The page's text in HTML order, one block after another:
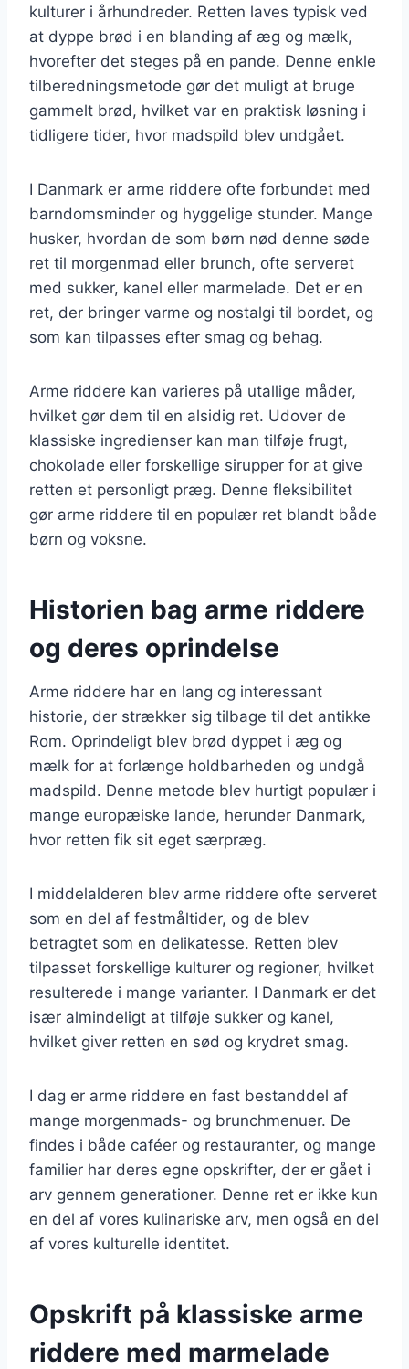
kulturer i århundreder. Retten laves typisk ved
at dyppe brød i en blanding af æg og mælk,
hvorefter det steges på en pande. Denne enkle
tilberedningsmetode gør det muligt at bruge
gammelt brød, hvilket var en praktisk løsning i
tidligere tider, hvor madspild blev undgået.
I Danmark er arme riddere ofte forbundet med
barndomsminder og hyggelige stunder. Mange
husker, hvordan de som børn nød denne søde
ret til morgenmad eller brunch, ofte serveret
med sukker, kanel eller marmelade. Det er en
ret, der bringer varme og nostalgi til bordet, og
som kan tilpasses efter smag og behag.
Arme riddere kan varieres på utallige måder,
hvilket gør dem til en alsidig ret. Udover de
klassiske ingredienser kan man tilføje frugt,
chokolade eller forskellige sirupper for at give
retten et personligt præg. Denne fleksibilitet
gør arme riddere til en populær ret blandt både
børn og voksne.
Historien bag arme riddere
og deres oprindelse
Arme riddere har en lang og interessant
historie, der strækker sig tilbage til det antikke
Rom. Oprindeligt blev brød dyppet i æg og
mælk for at forlænge holdbarheden og undgå
madspild. Denne metode blev hurtigt populær i
mange europæiske lande, herunder Danmark,
hvor retten fik sit eget særpræg.
I middelalderen blev arme riddere ofte serveret
som en del af festmåltider, og de blev
betragtet som en delikatesse. Retten blev
tilpasset forskellige kulturer og regioner, hvilket
resulterede i mange varianter. I Danmark er det
især almindeligt at tilføje sukker og kanel,
hvilket giver retten en sød og krydret smag.
I dag er arme riddere en fast bestanddel af
mange morgenmads- og brunchmenuer. De
findes i både caféer og restauranter, og mange
familier har deres egne opskrifter, der er gået i
arv gennem generationer. Denne ret er ikke kun
en del af vores kulinariske arv, men også en del
af vores kulturelle identitet.
Opskrift på klassiske arme
riddere med marmelade